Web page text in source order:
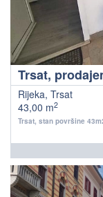
Rijeka, Trsat
43,00 m2
Trsat, stan površine